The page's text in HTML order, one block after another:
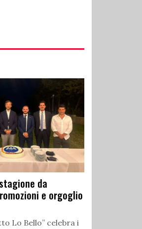
da
e orgoglio
Lo Bello” celebra i